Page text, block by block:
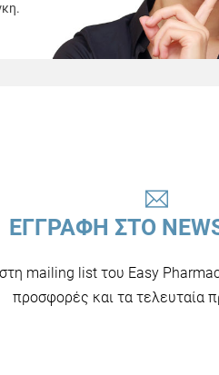
ΕΓΓΡΑΦΗ ΣΤΟ
mailing list του Easy
προσφορές και τα τελευταία